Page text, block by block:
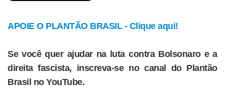
APOIE O PLANTÃO BRASIL - Clique aqui!
Se você quer ajudar na luta contra Bolsonaro e a
direita fascista, inscreva-se no canal do Plantão
Brasil no YouTube.